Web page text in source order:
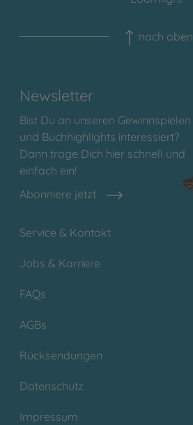
nach oben
Newsletter
Bist Du an unseren Gewinnspielen
und Buchhighlights interessiert?
Dann trage Dich hier schnell und
einfach ein!
Abonniere jetzt
Service & Kontakt
Jobs & Karriere
FAQs
AGBs
Rücksendungen
Datenschutz
Impressum